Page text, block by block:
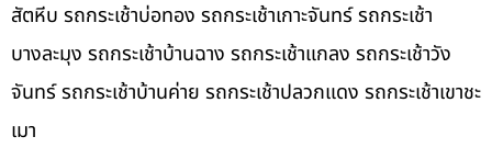
สัตหีบ รถกระเช้าบ่อทอง รถกระเช้าเกาะจันทร์ รถกระเช้า
บางละมุง รถกระเช้าบ้านฉาง รถกระเช้าแกลง รถกระเช้าวัง
จันทร์ รถกระเช้าบ้านค่าย รถกระเช้าปลวกแดง รถกระเช้าเขาชะ
เมา